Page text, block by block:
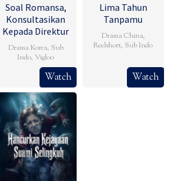
Soal Romansa,
Konsultasikan
Kepada Direktur
Drama Korea, Sub
Indo,Vigloo
Watch
Lima Tahun
Tanpamu
Drama China,
Reelshort, Sub Indo
Watch